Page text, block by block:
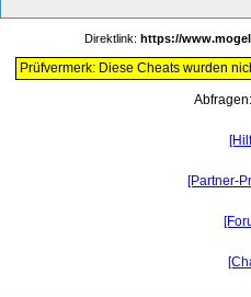
Direktlink: https://
Prüfvermerk: Diese Cheats wurden
Abfragen:
[Partner-